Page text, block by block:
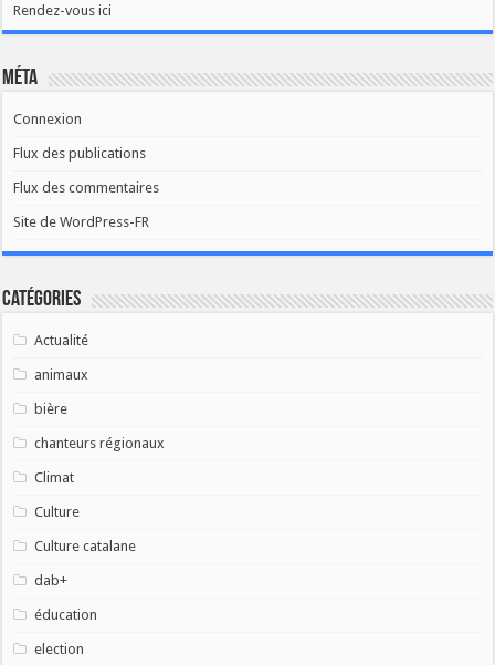
Rendez-vous ici
Méta
Connexion
Flux des publications
Flux des commentaires
Site de WordPress-FR
Catégories
Actualité
animaux
bière
chanteurs régionaux
Climat
Culture
Culture catalane
dab+
éducation
election